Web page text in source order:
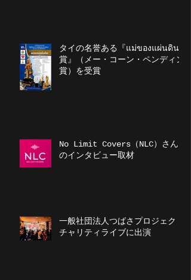
タイの名誉ある『แม่ของแผ่นดิน
賞』（メー・コーン・ペンディン
賞）を受賞
No Limit Covers（NLC）さん
のインタビュー取材
一般社団法人つばさプロジェクト
チャリティライブに出演